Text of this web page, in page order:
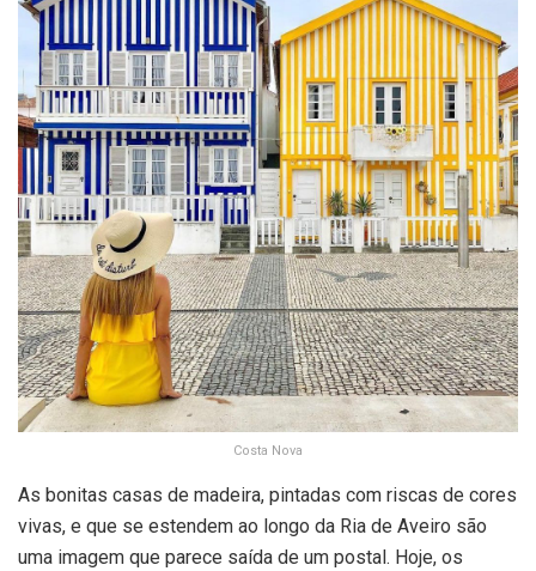
Costa Nova
As bonitas casas de madeira, pintadas com riscas de cores
vivas, e que se estendem ao longo da Ria de Aveiro são
uma imagem que parece saída de um postal. Hoje, os